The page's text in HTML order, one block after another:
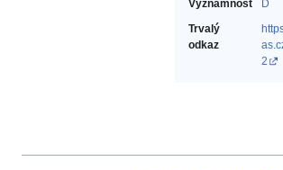
Významnost
D
Trvalý
odkaz
2